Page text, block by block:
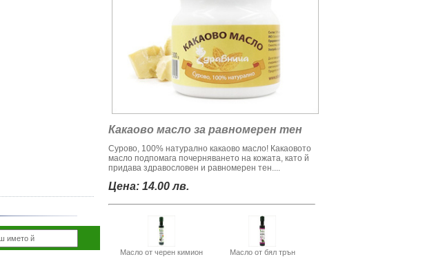
Какаово масло за равномерен тен
Сурово, 100% натурално какаово масло! Какаовото
масло подпомага почерняването на кожата, като й
придава здравословен и равномерен тен....
Цена: 14.00 лв.
Масло от черен кимион Масло от бял трън